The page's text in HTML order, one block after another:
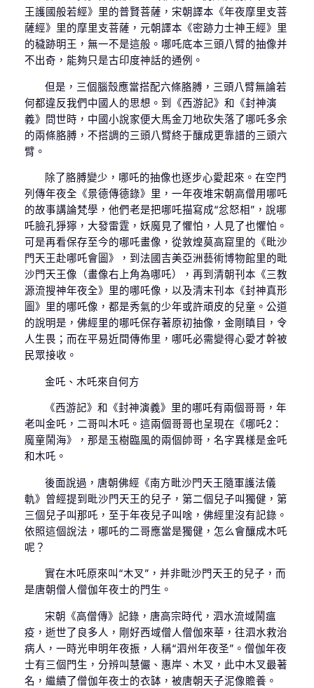
王護國般若經》里的普賢菩薩，宋朝譯本《年夜摩里支菩
薩經》里的摩里支菩薩，元朝譯本《密跡力士神王經》里
的穢跡明王，無一不是這般。哪吒底本三頭八臂的抽像并
不出奇，能夠只是古印度神話的通例。
但是，三個腦殼應當搭配六條胳膊，三頭八臂無論若
何都違反我們中國人的思想。到《西游記》和《封神演
義》問世時，中國小說家便大馬金刀地砍失落了哪吒多余
的兩條胳膊，不搭調的三頭八臂終于釀成更靠譜的三頭六
臂。
除了胳膊變少，哪吒的抽像也逐步心愛起來。在空門
列傳年夜全《景德傳德錄》里，一年夜堆宋朝高僧用哪吒
的故事講論梵學，他們老是把哪吒描寫成“忿怒相”，說哪
吒臉孔猙獰，大發雷霆，妖魔見了懼怕，人見了也懼怕。
可是再看保存至今的哪吒畫像，從敦煌莫高窟里的《毗沙
門天王赴哪吒會圖》，到法國吉美亞洲藝術博物館里的毗
沙門天王像（畫像右上角為哪吒），再到清朝刊本《三教
源流搜神年夜全》里的哪吒像，以及清末刊本《封神真形
圖》里的哪吒像，都是秀氣的少年或許頑皮的兒童。公道
的說明是，佛經里的哪吒保存著原初抽像，金剛瞋目，令
人生畏；而在平易近間傳佈里，哪吒必需變得心愛才幹被
民眾接收。
金吒、木吒來自何方
《西游記》和《封神演義》里的哪吒有兩個哥哥，年
老叫金吒，二哥叫木吒。這兩個哥哥也呈現在《哪吒2：
魔童鬧海》，那是玉樹臨風的兩個帥哥，名字異樣是金吒
和木吒。
後面說過，唐朝佛經《南方毗沙門天王隨軍護法儀
軌》曾經提到毗沙門天王的兒子，第二個兒子叫獨健，第
三個兒子叫那吒，至于年夜兒子叫啥，佛經里沒有記錄。
依照這個說法，哪吒的二哥應當是獨健，怎么會釀成木吒
呢？
實在木吒原來叫“木叉”，并非毗沙門天王的兒子，而
是唐朝僧人僧伽年夜士的門生。
宋朝《高僧傳》記錄，唐高宗時代，泗水流域鬧瘟
疫，逝世了良多人，剛好西域僧人僧伽來華，往泗水救治
病人，一時光申明年夜振，人稱“泗州年夜圣”。僧伽年夜
士有三個門生，分辨叫慧儼、惠岸、木叉，此中木叉最著
名，繼續了僧伽年夜士的衣缽，被唐朝天子泥像贍養。